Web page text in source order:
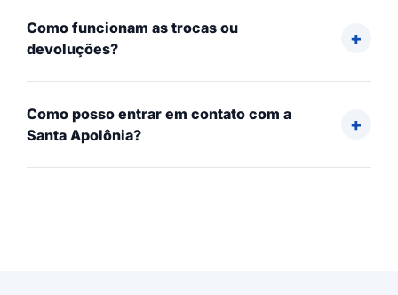
Como funcionam as trocas ou
devoluções?
Como posso entrar em contato com a
Santa Apolônia?